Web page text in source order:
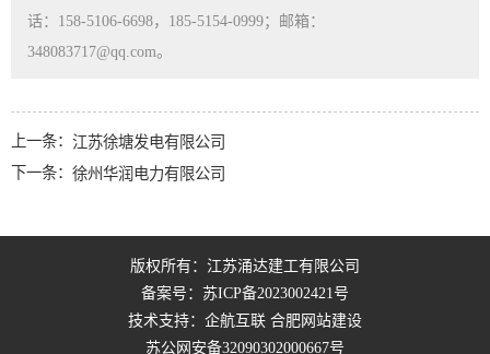
话：158-5106-6698，185-5154-0999；邮箱：
348083717@qq.com。
上一条： 江苏徐塘发电有限公司
下一条： 徐州华润电力有限公司
版权所有：江苏涌达建工有限公司
备案号： 苏ICP备2023002421号
技术支持：企航互联 合肥网站建设
苏公网安备32090302000667号